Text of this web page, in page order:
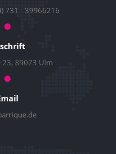
731 - 39966216
23, 89073 Ulm